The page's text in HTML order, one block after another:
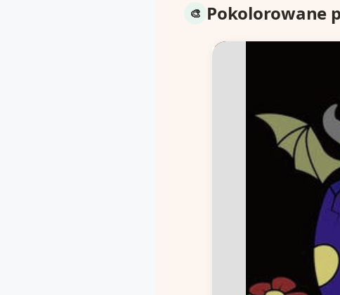
Pokolorowane